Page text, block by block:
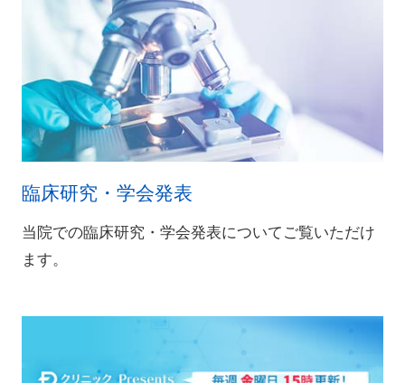
臨床研究・学会発表
当院での臨床研究・学会発表についてご覧いただけ
ます。